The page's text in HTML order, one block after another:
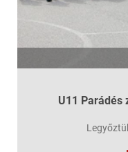
U11 Parádés